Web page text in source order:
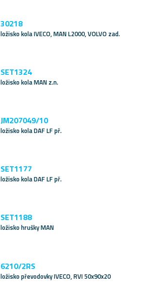
30218
ložisko kola IVECO, MAN L2000, VOLVO zad.
SET1324
ložisko kola MAN z.n.
JM207049/10
ložisko kola DAF LF př.
SET1177
ložisko kola DAF LF př.
SET1188
ložisko hrušky MAN
6210/2RS
ložisko převodovky IVECO, RVI 50x90x20